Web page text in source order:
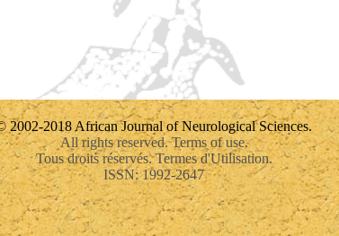
2002-2018 African Journal of Neurological Sciences.
All rights reserved. Terms of use.
Tous droits réservés. Termes d'Utilisation.
ISSN: 1992-2647